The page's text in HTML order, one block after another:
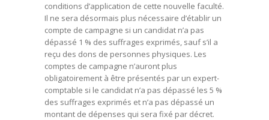
conditions d’application de cette nouvelle faculté.
Il ne sera désormais plus nécessaire d’établir un
compte de campagne si un candidat n’a pas
dépassé 1 % des suffrages exprimés, sauf s’il a
reçu des dons de personnes physiques. Les
comptes de campagne n’auront plus
obligatoirement à être présentés par un expert-
comptable si le candidat n’a pas dépassé les 5 %
des suffrages exprimés et n’a pas dépassé un
montant de dépenses qui sera fixé par décret.